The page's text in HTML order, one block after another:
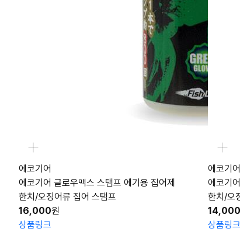
에코기어
에코기어 글로우맥스 스탬프 에기용 집어제
한치/오징어류 집어 스탬프
16,000원
상품링크
에코기어
에코기
한치/오
14,000
상품링크